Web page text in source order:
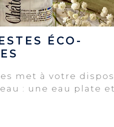
ÉCO-
met à votre
: une eau plate